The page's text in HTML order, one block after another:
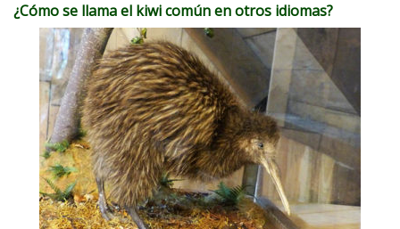
¿Cómo se llama el kiwi común en otros idiomas?